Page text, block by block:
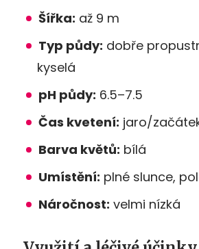
Šířka: až 9 m
Typ půdy: dobře
kyselá
pH půdy: 6.5–7.5
Čas kvetení: jaro/
Barva květů: bílá
Umístění: plné slunce,
Náročnost: velmi nízká